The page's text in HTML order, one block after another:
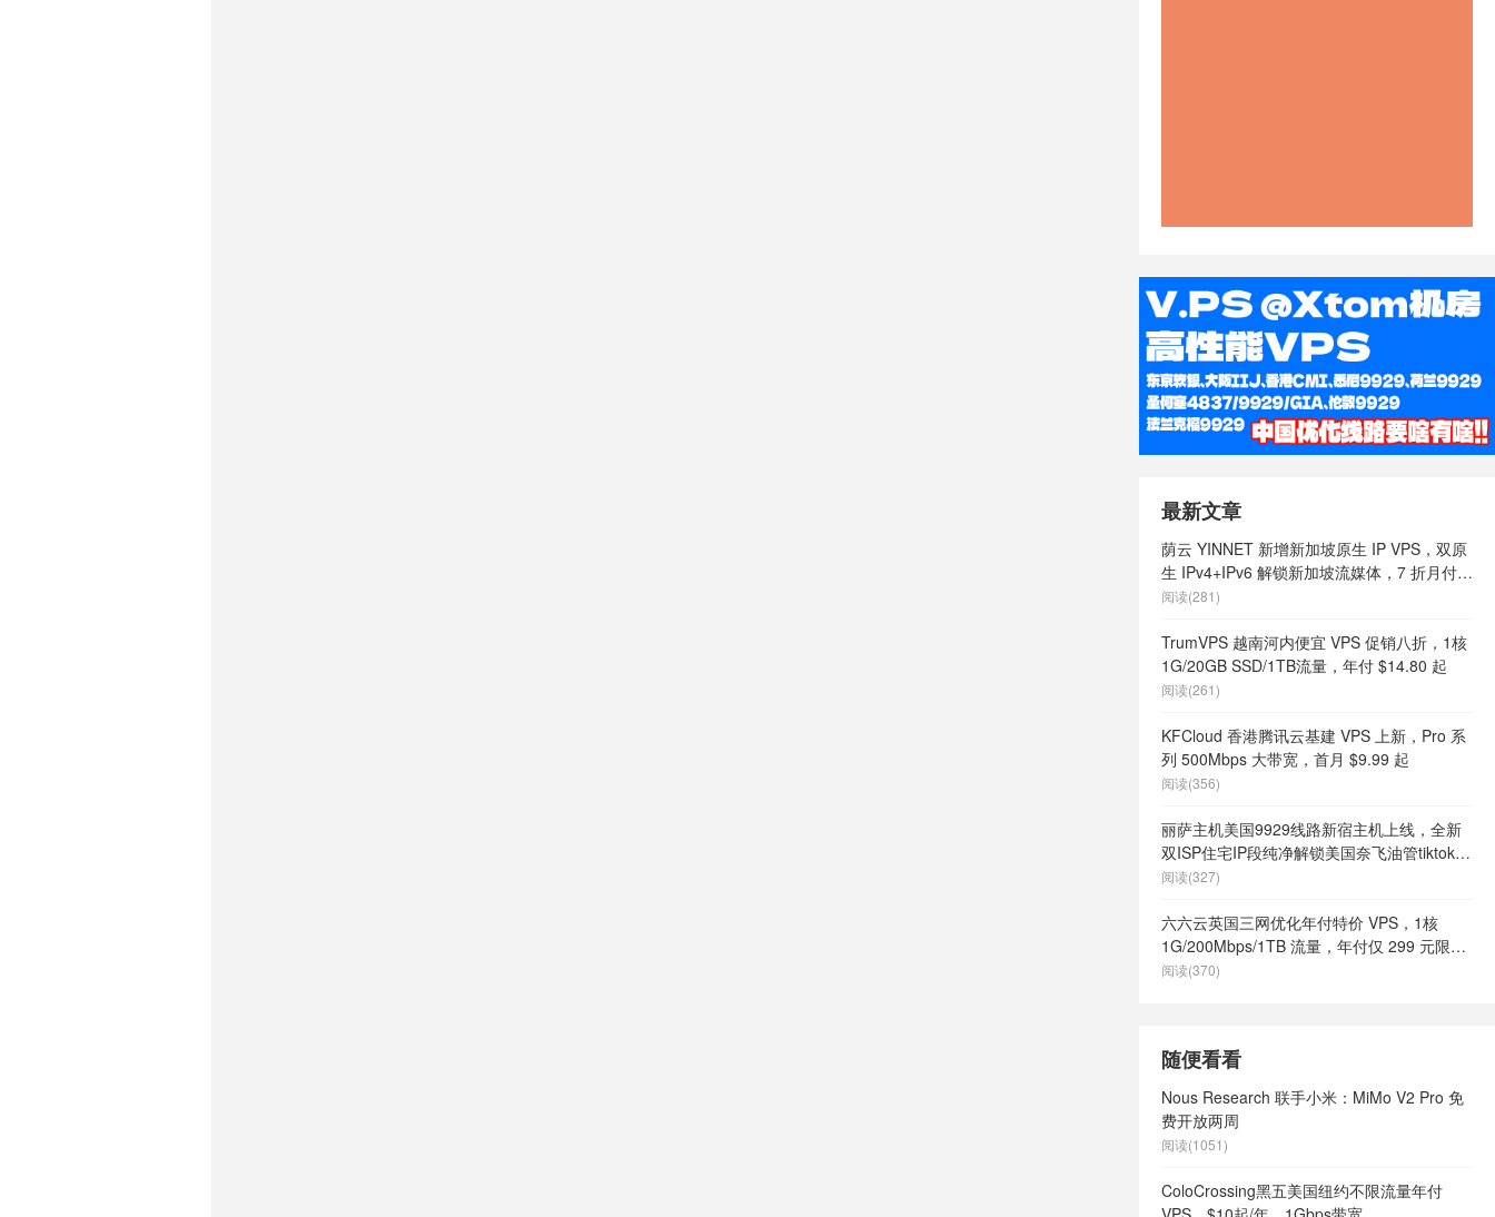
最新文章
荫云 YINNET 新增新加坡原生 IP VPS，双原
生 IPv4+IPv6 解锁新加坡流媒体，7 折月付
$7 起
阅读(281)
TrumVPS 越南河内便宜 VPS 促销八折，1核
1G/20GB SSD/1TB流量，年付 $14.80 起
阅读(261)
KFCloud 香港腾讯云基建 VPS 上新，Pro 系
列 500Mbps 大带宽，首月 $9.99 起
阅读(356)
丽萨主机美国9929线路新宿主机上线，全新
双ISP住宅IP段纯净解锁美国奈飞油管tiktok等
流媒体，月付68元起
阅读(327)
六六云英国三网优化年付特价 VPS，1核
1G/200Mbps/1TB 流量，年付仅 299 元限量
66 个
阅读(370)
随便看看
Nous Research 联手小米：MiMo V2 Pro 免
费开放两周
阅读(1051)
ColoCrossing黑五美国纽约不限流量年付